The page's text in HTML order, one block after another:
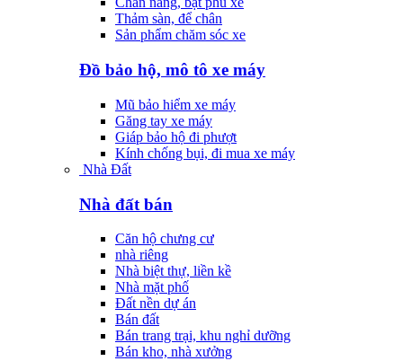
Thảm sàn, để chân
Sản phẩm chăm sóc xe
Đồ bảo hộ, mô tô xe máy
Mũ bảo hiểm xe máy
Găng tay xe máy
Giáp bảo hộ đi phượt
Kính chống bụi, đi mua xe máy
Nhà Đất
Nhà đất bán
Căn hộ chưng cư
nhà riêng
Nhà biệt thự, liền kề
Nhà mặt phố
Đất nền dự án
Bán đất
Bán trang trại, khu nghỉ dưỡng
Bán kho, nhà xưởng